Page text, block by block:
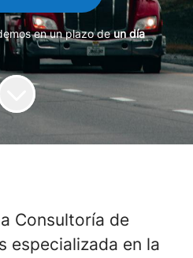
en un plazo deun día
Consultoría de
especializada en la